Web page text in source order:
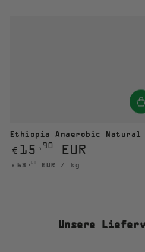
Ethiopia Anaerobic Natural
Regulärer
Preis
€ 15 ,90 EUR
Stückpreis
€ 63 ,60 EUR / pro
kg
Unsere